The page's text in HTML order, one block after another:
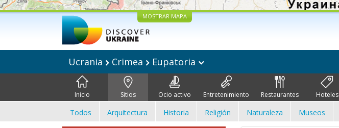
MOSTRAR MAPA
Ucrania Crimea Eupatoria
Inicio Sitios Ocio activo Entretenimiento Restaurantes Hoteles
Todos Arquitectura Historia Religión Naturaleza Museos